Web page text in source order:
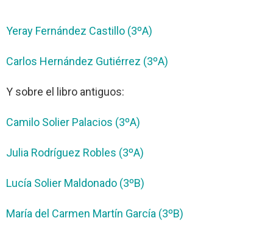
Yeray Fernández Castillo (3ºA)
Carlos Hernández Gutiérrez (3ºA)
Y sobre el libro antiguos:
Camilo Solier Palacios (3ºA)
Julia Rodríguez Robles (3ºA)
Lucía Solier Maldonado (3ºB)
María del Carmen Martín García (3ºB)